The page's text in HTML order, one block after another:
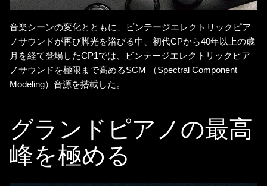
音楽シーンの変化とともに、ビンテージエレクトリックピア
ノサウンドが再び脚光を浴びる中、初代CPから40年以上の歳
月を経て登場したCP1では、ビンテージエレクトリックピア
ノサウンドを極限まで高めるSCM （Spectral Component
Modeling）音源を搭載した。
グランドピアノの最高
峰を極める